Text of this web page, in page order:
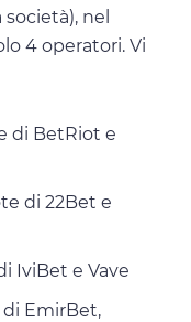
nel
4 operatori. Vi
di BetRiot e
di 22Bet e
IviBet e Vave
EmirBet,